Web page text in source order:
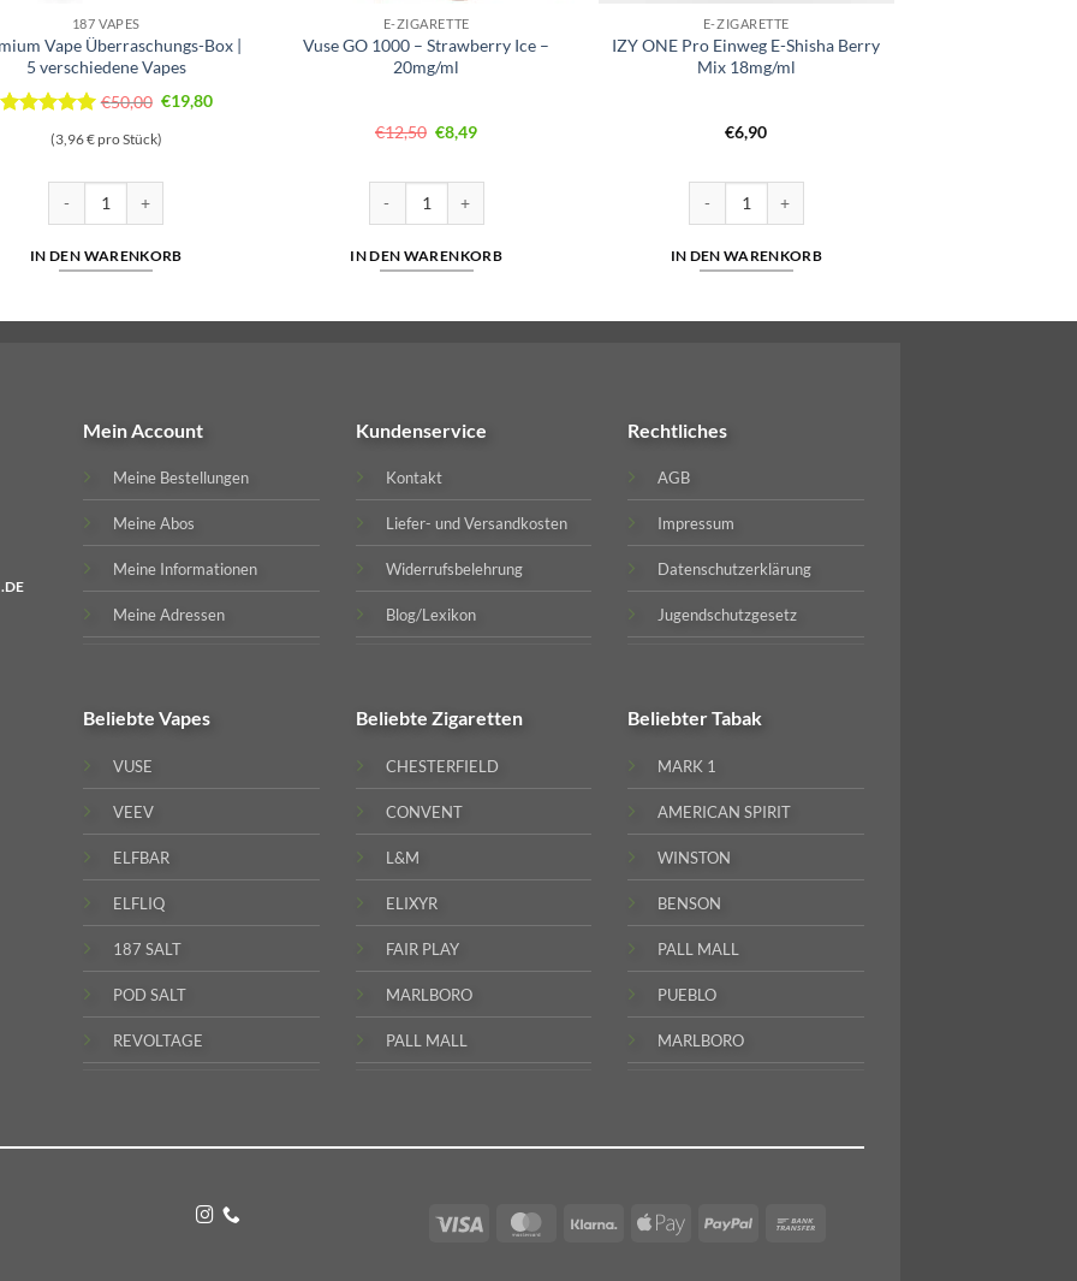
187 VAPES
Vape Überraschungs-Box |
5 verschiedene Vapes
Bewertet
von
€50,00 Ursprünglicher
war:
€50,00
€19,80Aktueller
(3,96 € pro Stück)
IN DEN WARENKORB
E-ZIGARETTE
Vuse GO 1000 – Strawberry Ice –
20mg/ml
€12,50 Ursprünglicher
Preis
€12,50
€8,49Aktueller
€8,49.
IN DEN WARENKORB
E-ZIGARETTE
IZY ONE Pro Einweg E-Shisha Berry
Mix 18mg/ml
€6,90
IN DEN WARENKORB
Mein Account
Meine Bestellungen
Meine Abos
Meine Informationen
Meine Adressen
Kundenservice
Kontakt
Liefer- und Versandkosten
Widerrufsbelehrung
Blog/Lexikon
Rechtliches
AGB
Impressum
Datenschutzerklärung
Jugendschutzgesetz
BeliebteVapes
VUSE
VEEV
ELFBAR
ELFLIQ
187 SALT
POD SALT
REVOLTAGE
Beliebte Zigaretten
CHESTERFIELD
CONVENT
L&M
ELIXYR
FAIR PLAY
MARLBORO
PALL MALL
BeliebterTabak
MARK 1
AMERICAN SPIRIT
WINSTON
BENSON
PALL MALL
PUEBLO
MARLBORO
Visa MasterCardKlarna
Apple
PayPal